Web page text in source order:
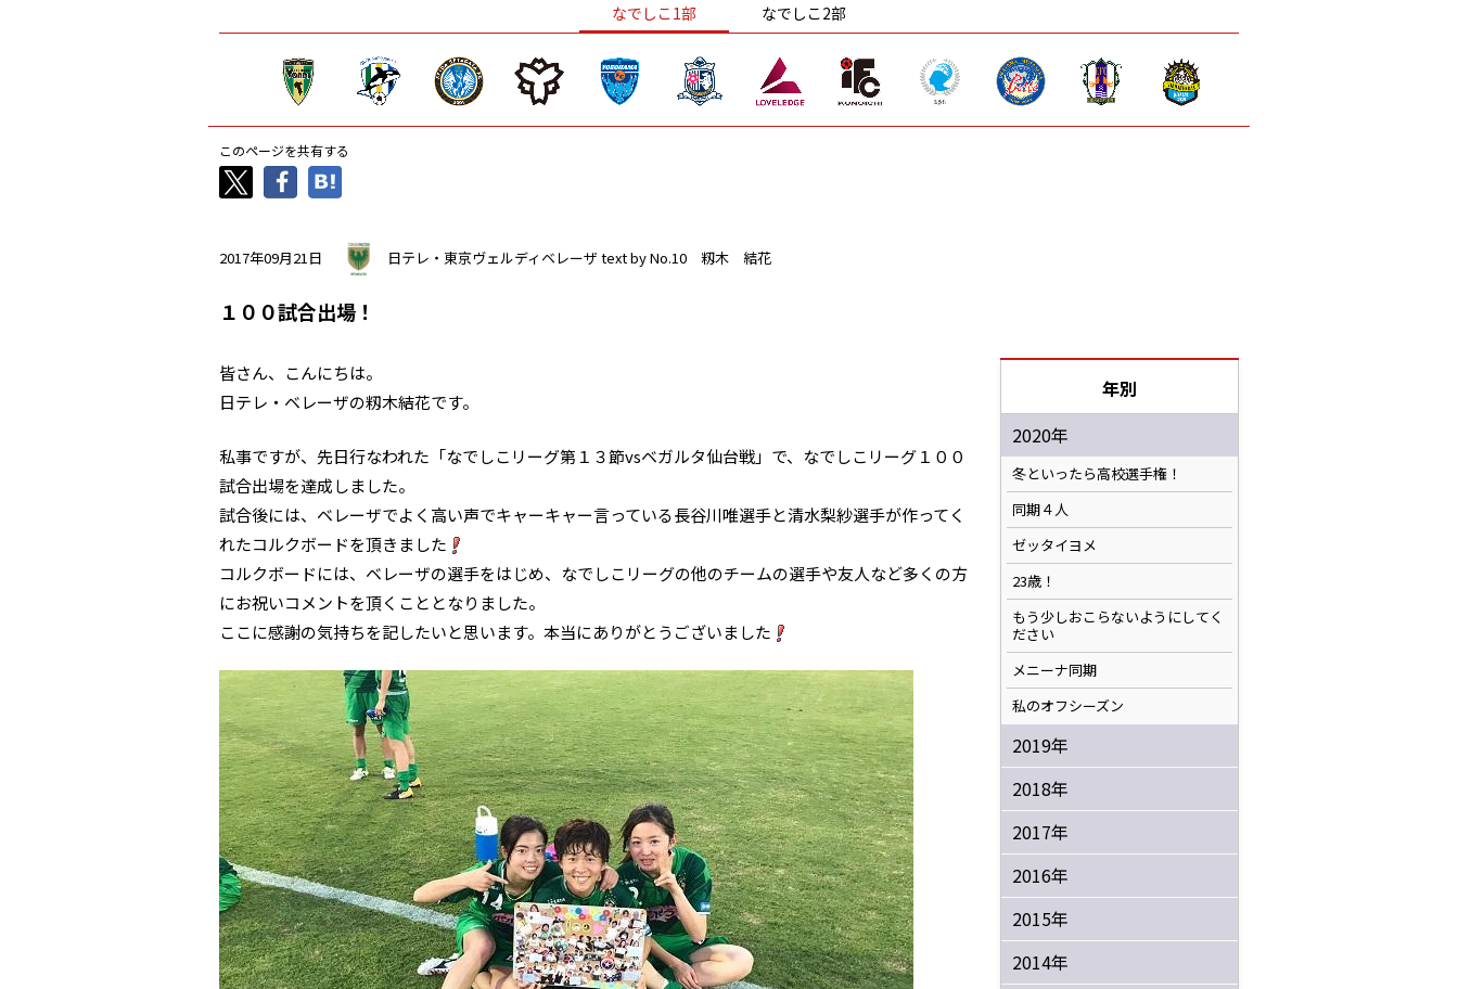
なでしこ1部 なでしこ2部
このページを共有する
2017年09月21日 日テレ・東京ヴェルディベレーザtext by No.10 籾木 結花
１００試合出場！
皆さん、こんにちは。
日テレ・ベレーザの籾木結花です。
私事ですが、先日行なわれた「なでしこリーグ第１３節vsベガルタ仙台戦」で、なでしこリーグ１００
試合出場を達成しました。
試合後には、ベレーザでよく高い声でキャーキャー言っている長谷川唯選手と清水梨紗選手が作ってく
れたコルクボードを頂きました
コルクボードには、ベレーザの選手をはじめ、なでしこリーグの他のチームの選手や友人など多くの方
にお祝いコメントを頂くこととなりました。
ここに感謝の気持ちを記したいと思います。本当にありがとうございました
年別
2020年
冬といったら高校選手権！
同期４人
ゼッタイヨメ
23歳！
もう少しおこらないようにしてく
ださい
メニーナ同期
私のオフシーズン
2019年
2018年
2017年
2016年
2015年
2014年